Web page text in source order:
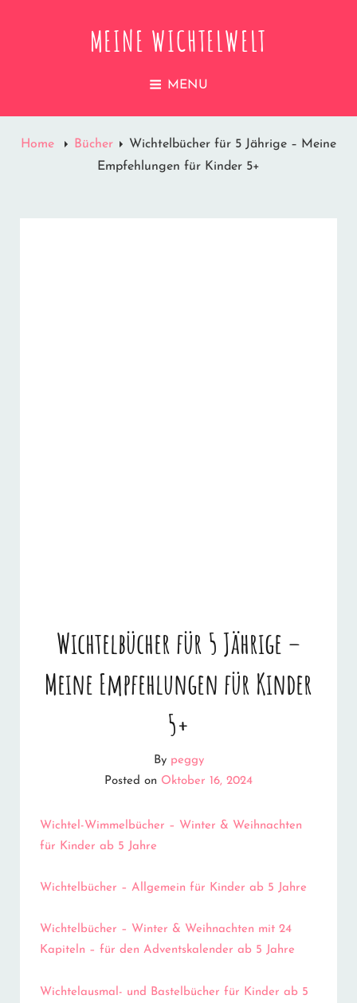
MEINE WICHTELWELT
MENU
Home Bücher
Wichtelbücher für 5 Jährige – Meine
Empfehlungen für Kinder 5+
Wichtelbücher für 5 Jährige –
Meine Empfehlungen für Kinder
5+
By peggy
Posted on Oktober 16, 2024
Wichtel-Wimmelbücher – Winter & Weihnachten
für Kinder ab 5 Jahre
Wichtelbücher – Allgemein für Kinder ab 5 Jahre
Wichtelbücher – Winter & Weihnachten mit 24
Kapiteln – für den Adventskalender ab 5 Jahre
Wichtelausmal- und Bastelbücher für Kinder ab 5